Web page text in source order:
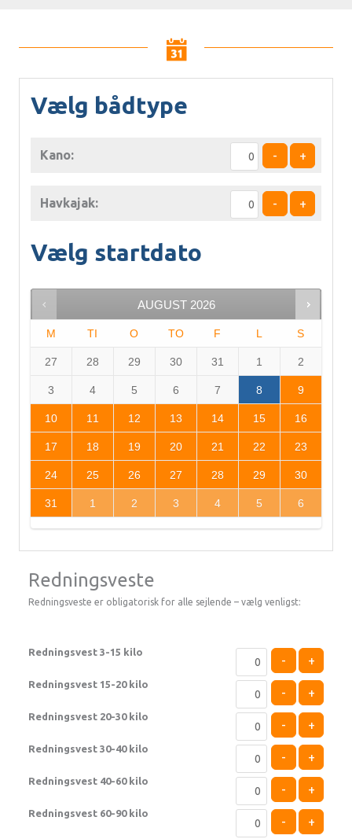
Vælg bådtype
Kano: - +
Havkajak: - +
Vælg startdato
AUGUST 2026
M TI O TO F L S
27 28 29 30 31 1 2
3 4 5 6 7 8 9
10 11 12 13 14 15 16
17 18 19 20 21 22 23
24 25 26 27 28 29 30
31 1 2 3 4 5 6
Redningsveste
Redningsveste er obligatorisk for alle sejlende – vælg venligst:
Redningsvest 3-15 kilo
- +
Redningsvest 15-20 kilo
- +
Redningsvest 20-30 kilo
- +
Redningsvest 30-40 kilo
- +
Redningsvest 40-60 kilo
- +
Redningsvest 60-90 kilo
- +